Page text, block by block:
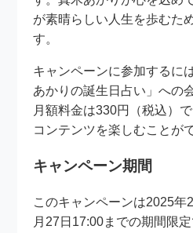
が素晴らしい人生を歩むた
す。
キャンペーンに参加するに
あかりの誕生日占い」への
月額料金は330円（税込）
コンテンツを楽しむことが
キャンペーン期間
このキャンペーンは2025年
月27日17:00までの期間限